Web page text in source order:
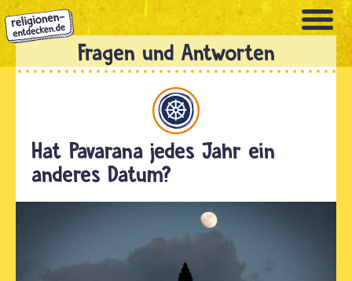
Direkt
zum
Inhalt
Hat Pavarana jedes Jahr ein
anderes Datum?